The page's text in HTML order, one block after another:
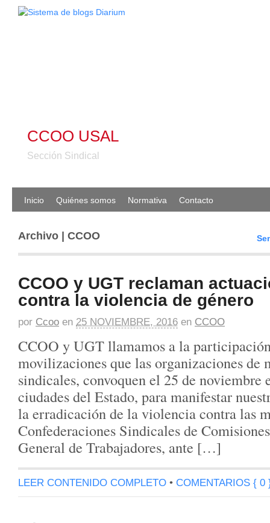
CCOO USAL
Sección Sindical
Inicio Quiénes somos Normativa Contacto
Archivo | CCOO
CCOO y UGT reclaman
contra la violencia de género
por Ccoo en 25 NOVIEMBRE, 2016 en CCOO
CCOO y UGT llamamos a la
movilizaciones que las organizaciones de
sindicales, convoquen el 25 de noviembre
ciudades del Estado, para manifestar
la erradicación de la violencia contra las
Confederaciones Sindicales de
General de Trabajadores, ante […]
LEER CONTENIDO COMPLETO • COMENTARIOS { 0